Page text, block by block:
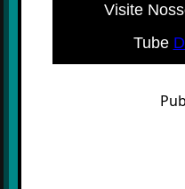
Visite
Tube